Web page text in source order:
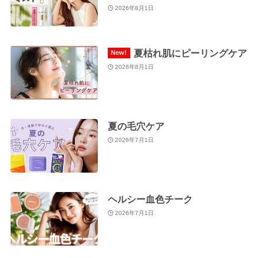
2026年8月1日
夏枯れ肌にピーリングケア
2026年8月1日
夏の毛穴ケア
2026年7月1日
ヘルシー血色チーク
2026年7月1日